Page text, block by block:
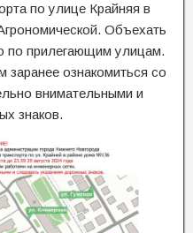
по улице Крайняя в
Объехать
по прилегающим улицам.
ознакомиться со
внимательными и
знаков.